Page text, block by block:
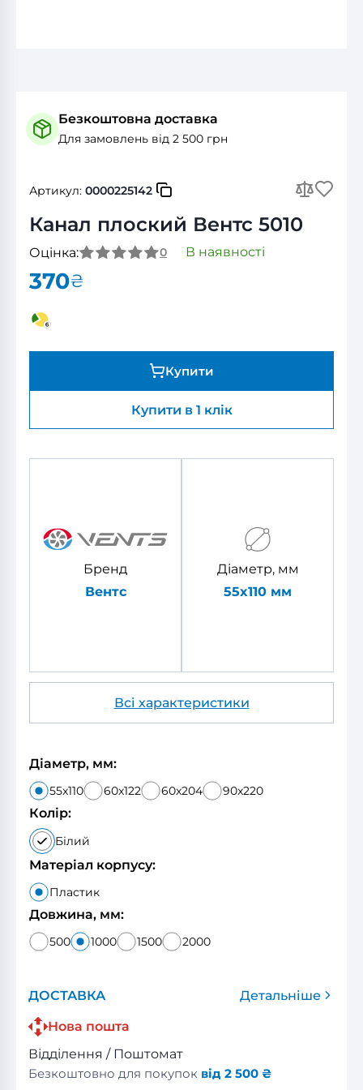
Безкоштовна доставка
Для замовлень від 2 500 грн
Артикул: 0000225142
Канал плоский Вентс 5010
Оцінка: 0 В наявності
370₴
Купити
Купити в 1 клік
Бренд
Вентс
Діаметр, мм
55x110 мм
Всі характеристики
Діаметр, мм:
55x110 60x122 60x204 90x220
Колір:
Білий
Матеріал корпусу:
Пластик
Довжина, мм:
500 1000 1500 2000
ДОСТАВКА
Детальніше
Нова пошта
Відділення / Поштомат
Безкоштовно для покупок від 2 500 ₴